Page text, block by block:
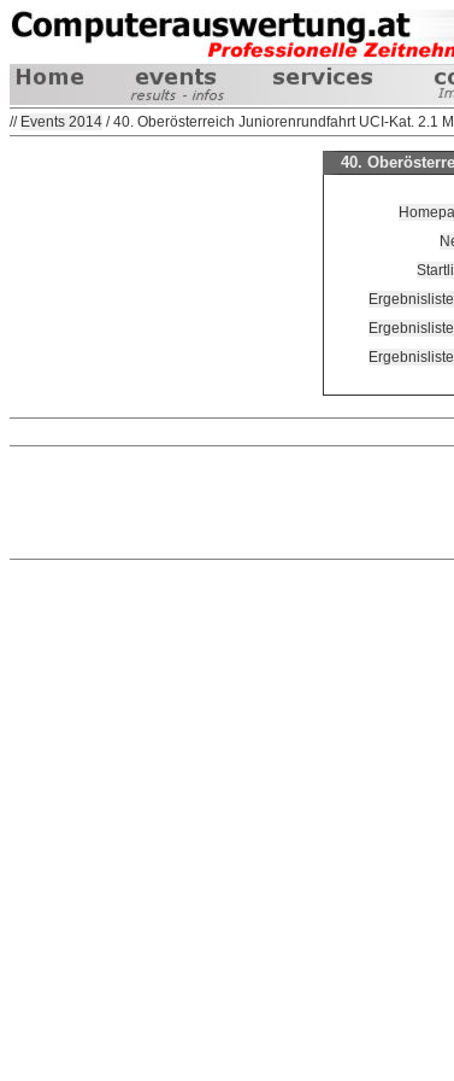
// Events 2014 / 40. Oberösterreich Juniorenrundfahrt UCI-Kat. 2.1
40.